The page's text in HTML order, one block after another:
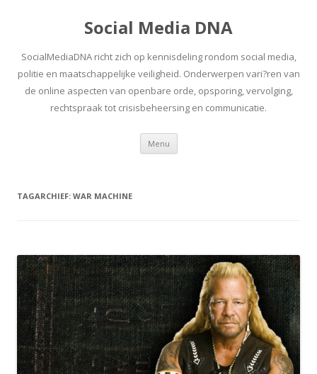
Social Media DNA
SocialMediaDNA richt zich op kennisdeling rondom social media,
politie en maatschappelijke veiligheid. Onderwerpen vari?ren van
de online aspecten van openbare orde, opsporing, vervolging,
rechtspraak tot crisisbeheersing en communicatie.
Menu Spring
inhoud
TAGARCHIEF: WAR MACHINE